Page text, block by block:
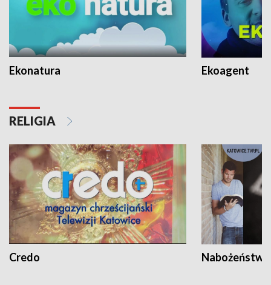
Ekonatura Ekoagent
RELIGIA
Credo